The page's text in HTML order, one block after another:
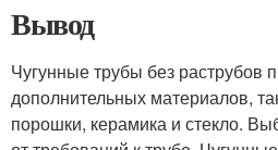
Вывод
Чугунные трубы без раструбов
дополнительных материалов,
порошки, керамика и стекло.